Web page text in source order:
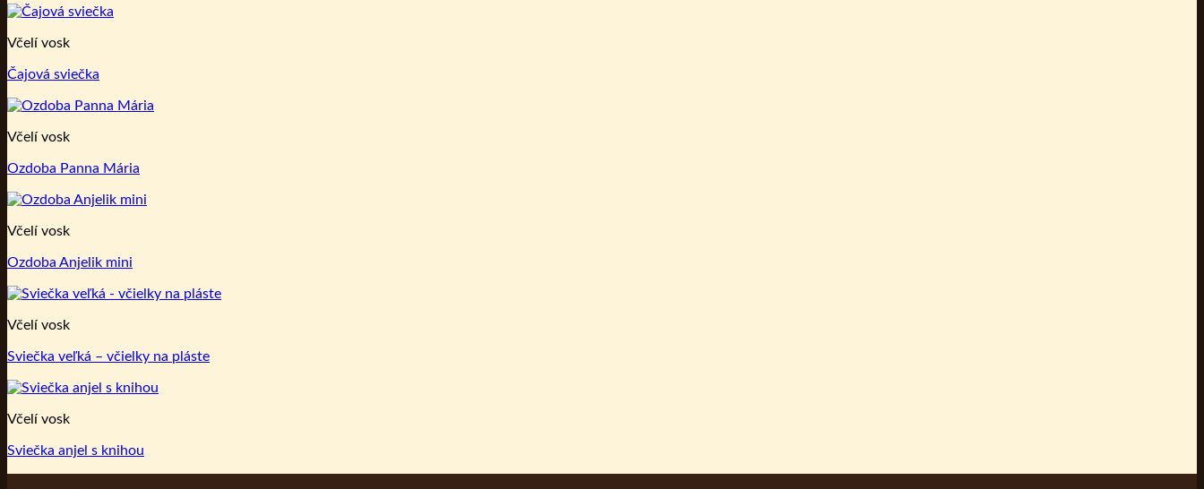
Včelí vosk
Čajová sviečka
Včelí vosk
Ozdoba Panna Mária
Včelí vosk
Ozdoba Anjelik mini
Včelí vosk
Sviečka veľká – včielky na pláste
Včelí vosk
Sviečka anjel s knihou